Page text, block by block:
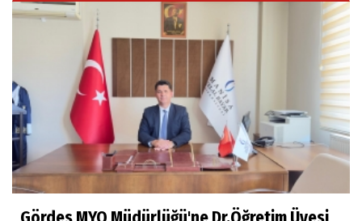
Beyaz Gömlekli Adam!
Prof.Dr.Ayşe İLKER
Adı Sanı Olmak
Eylül SEYHAN
Gezerken Zamanın Kollarındaki Ruhuma
Rastlamak